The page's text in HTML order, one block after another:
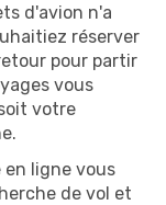
d'avion n'a
réserver
pour partir
vous
votre
en ligne vous
de vol et